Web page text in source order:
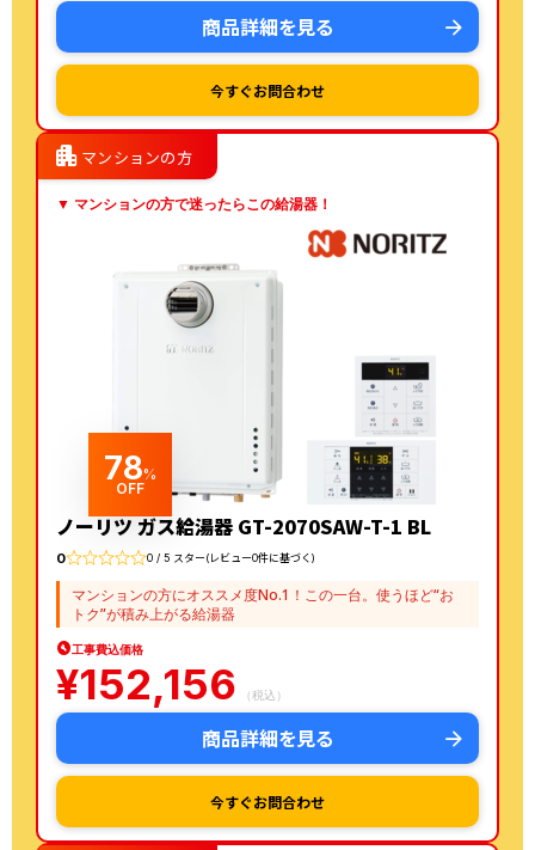
商品詳細を見る
今すぐお問合わせ
apartment マンションの方
▼ マンションの方で迷ったらこの給湯器！
78%
OFF
ノーリツ ガス給湯器 GT-2070SAW-T-1 BL
0 0 / 5 スター(レビュー0件に基づく)
マンションの方にオススメ度No.1！この一台。使うほど“お
トク”が積み上がる給湯器
工事費込価格
¥152,156 （税込）
商品詳細を見る
今すぐお問合わせ